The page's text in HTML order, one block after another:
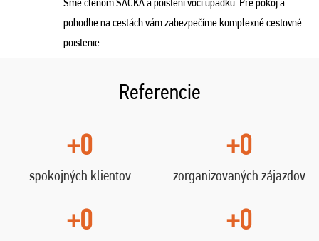
pohodlie na cestách vám zabezpečíme komplexné cestovné
poistenie.
Referencie
+0
spokojných klientov
+0
zorganizovaných zájazdov
+0 +0